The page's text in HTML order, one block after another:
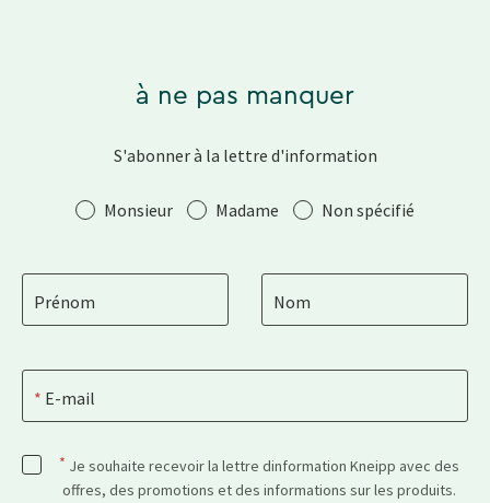
à ne pas manquer
S'abonner à la lettre d'information
SalutationMonsieur Madame Non spécifié
Prénom Nom
E-mail
* Je souhaite recevoir la lettre dinformation Kneipp avec des
offres, des promotions et des informations sur les produits.